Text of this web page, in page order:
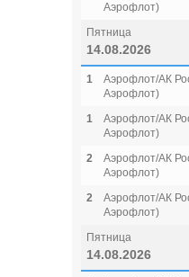
Аэрофлот)
Пятница
14.08.2026
1
Аэрофлот/АК
Аэрофлот)
1
Аэрофлот/АК
Аэрофлот)
2
Аэрофлот/АК
Аэрофлот)
2
Аэрофлот/АК
Аэрофлот)
Пятница
14.08.2026